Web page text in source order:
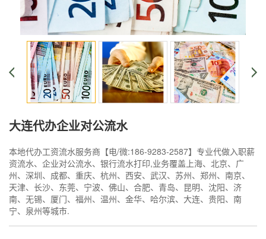
大连代办企业对公流水
本地代办工资流水服务商【电/微:186-9283-2587】专业代做入职薪
资流水、企业对公流水、银行流水打印,业务覆盖上海、北京、广
州、深圳、成都、重庆、杭州、西安、武汉、苏州、郑州、南京、
天津、长沙、东莞、宁波、佛山、合肥、青岛、昆明、沈阳、济
南、无锡、厦门、福州、温州、金华、哈尔滨、大连、贵阳、南
宁、泉州等城市.